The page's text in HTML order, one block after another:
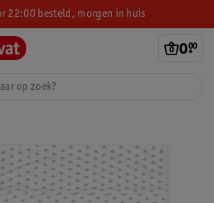
22:00 besteld, morgen in huis
0.
00